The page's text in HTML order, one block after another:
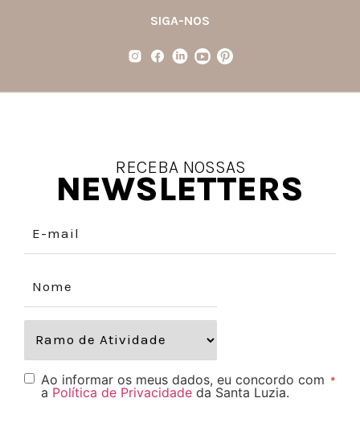
SIGA-NOS
RECEBA NOSSAS
NEWSLETTERS
Ao informar os meus dados, eu concordo com
a Política de Privacidade da Santa Luzia.
*